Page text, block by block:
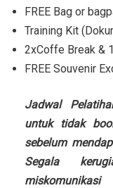
FREE Bag or
Training Kit
2xCoffe Break &
FREE Souvenir
Jadwal
untuk tidak
sebelum
Segala